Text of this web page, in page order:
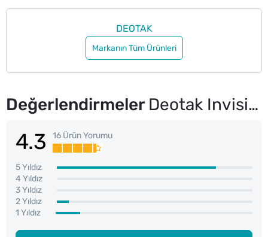
DEOTAK
Markanın Tüm Ürünleri
Değerlendirmeler Deotak Invisible Kadın Roll-On 35 ml
4.3 16 Ürün Yorumu
5 Yıldız
4 Yıldız
3 Yıldız
2 Yıldız
1 Yıldız